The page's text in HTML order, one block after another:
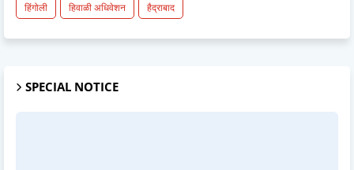
हिंगोली
हिवाळी अधिवेशन हैद्राबाद
SPECIAL NOTICE